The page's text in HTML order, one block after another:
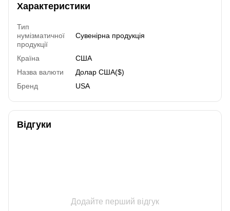
Характеристики
Тип
нумізматичної
продукції
Сувенірна продукція
Країна
США
Назва валюти
Долар США($)
Бренд
USA
Відгуки
Додайте перший відгук